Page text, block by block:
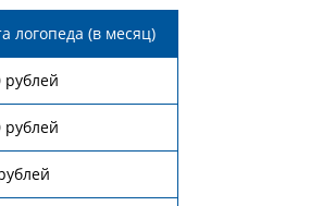
логопеда (в месяц)